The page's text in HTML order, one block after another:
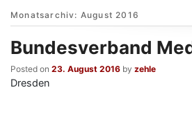
Monatsarchiv: August 2016
Bundesverband
Posted on 23. August 2016 by zehle
Dresden